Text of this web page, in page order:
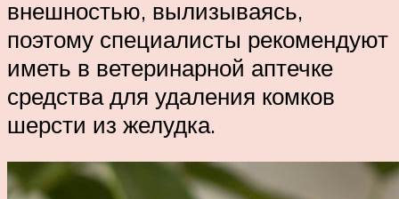
внешностью, вылизываясь,
поэтому специалисты рекомендуют
иметь в ветеринарной аптечке
средства для удаления комков
шерсти из желудка.